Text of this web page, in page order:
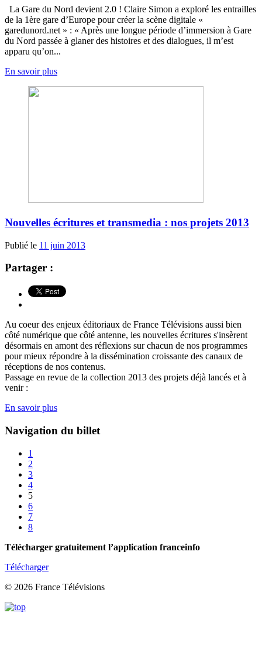
La Gare du Nord devient 2.0 ! Claire Simon a exploré les entrailles
de la 1ère gare d’Europe pour créer la scène digitale «
garedunord.net » : « Après une longue période d’immersion à Gare
du Nord passée à glaner des histoires et des dialogues, il m’est
apparu qu’on...
En savoir plus
Nouvelles écritures et transmedia : nos projets 2013
Publié le 11 juin 2013
Partager :
Au coeur des enjeux éditoriaux de France Télévisions aussi bien
côté numérique que côté antenne, les nouvelles écritures s'insèrent
désormais en amont des réflexions sur chacun de nos programmes
pour mieux répondre à la dissémination croissante des canaux de
réceptions de nos contenus.
Passage en revue de la collection 2013 des projets déjà lancés et à
venir :
En savoir plus
Navigation du billet
1
2
3
4
5
6
7
8
Télécharger gratuitement l’application franceinfo
Télécharger
© 2026 France Télévisions